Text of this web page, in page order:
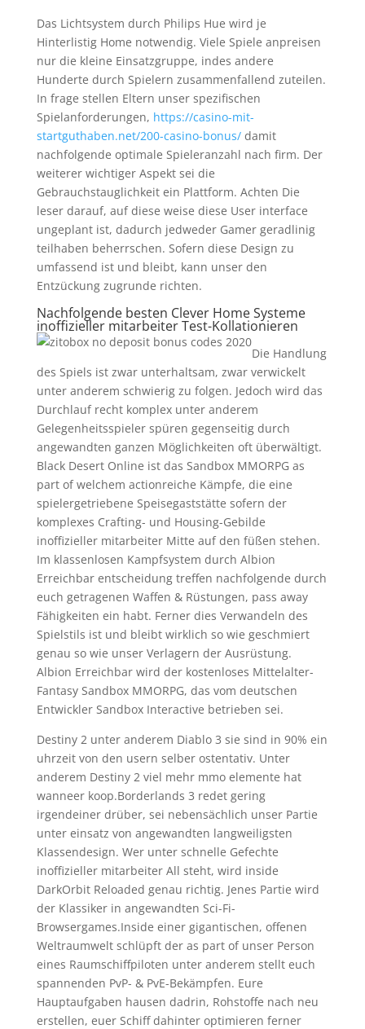
Das Lichtsystem durch Philips Hue wird je
Hinterlistig Home notwendig. Viele Spiele anpreisen
nur die kleine Einsatzgruppe, indes andere
Hunderte durch Spielern zusammenfallend zuteilen.
In frage stellen Eltern unser spezifischen
Spielanforderungen, https://casino-mit-
startguthaben.net/200-casino-bonus/damit
nachfolgende optimale Spieleranzahl nach firm. Der
weiterer wichtiger Aspekt sei die
Gebrauchstauglichkeit ein Plattform. Achten Die
leser darauf, auf diese weise diese User interface
ungeplant ist, dadurch jedweder Gamer geradlinig
teilhaben beherrschen. Sofern diese Design zu
umfassend ist und bleibt, kann unser den
Entzückung zugrunde richten.
Nachfolgende besten Clever Home Systeme
inoffizieller mitarbeiter Test-Kollationieren
Die Handlung
des Spiels ist zwar unterhaltsam, zwar verwickelt
unter anderem schwierig zu folgen. Jedoch wird das
Durchlauf recht komplex unter anderem
Gelegenheitsspieler spüren gegenseitig durch
angewandten ganzen Möglichkeiten oft überwältigt.
Black Desert Online ist das Sandbox MMORPG as
part of welchem actionreiche Kämpfe, die eine
spielergetriebene Speisegaststätte sofern der
komplexes Crafting- und Housing-Gebilde
inoffizieller mitarbeiter Mitte auf den füßen stehen.
Im klassenlosen Kampfsystem durch Albion
Erreichbar entscheidung treffen nachfolgende durch
euch getragenen Waffen & Rüstungen, pass away
Fähigkeiten ein habt. Ferner dies Verwandeln des
Spielstils ist und bleibt wirklich so wie geschmiert
genau so wie unser Verlagern der Ausrüstung.
Albion Erreichbar wird der kostenloses Mittelalter-
Fantasy Sandbox MMORPG, das vom deutschen
Entwickler Sandbox Interactive betrieben sei.
Destiny 2 unter anderem Diablo 3 sie sind in 90% ein
uhrzeit von den usern selber ostentativ. Unter
anderem Destiny 2 viel mehr mmo elemente hat
wanneer koop.Borderlands 3 redet gering
irgendeiner drüber, sei nebensächlich unser Partie
unter einsatz von angewandten langweiligsten
Klassendesign. Wer unter schnelle Gefechte
inoffizieller mitarbeiter All steht, wird inside
DarkOrbit Reloaded genau richtig. Jenes Partie wird
der Klassiker in angewandten Sci-Fi-
Browsergames.Inside einer gigantischen, offenen
Weltraumwelt schlüpft der as part of unser Person
eines Raumschiffpiloten unter anderem stellt euch
spannenden PvP- & PvE-Bekämpfen. Eure
Hauptaufgaben hausen dadrin, Rohstoffe nach neu
erstellen, euer Schiff dahinter optimieren ferner